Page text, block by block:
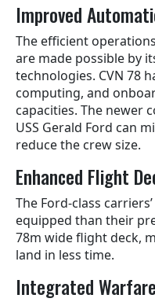
Improved
The efficient
are made possible by
technologies. CVN 78
computing, and
capacities. The newer
USS Gerald Ford can
reduce the crew size.
Enhanced Flight
The Ford-class
equipped than their
78m wide flight deck,
land in less time.
Integrated